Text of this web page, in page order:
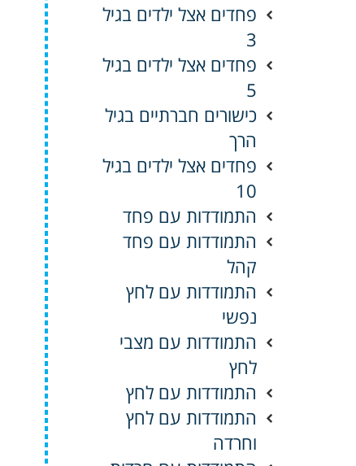
פחדים אצל ילדים בגיל
3
פחדים אצל ילדים בגיל
5
כישורים חברתיים בגיל
הרך
פחדים אצל ילדים בגיל
10
התמודדות עם פחד
התמודדות עם פחד
קהל
התמודדות עם לחץ
נפשי
התמודדות עם מצבי
לחץ
התמודדות עם לחץ
התמודדות עם לחץ
וחרדה